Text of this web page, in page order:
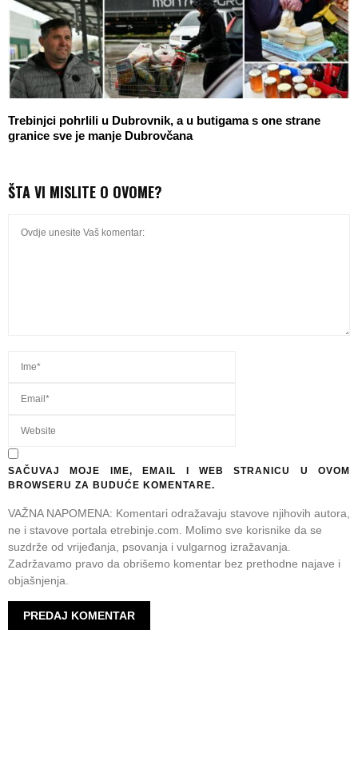
Trebinjci pohrlili u Dubrovnik, a u butigama s one strane
granice sve je manje Dubrovčana
ŠTA VI MISLITE O OVOME?
SAČUVAJ MOJE IME, EMAIL I WEB STRANICU U OVOM
BROWSERU ZA BUDUĆE KOMENTARE.
VAŽNA NAPOMENA: Komentari odražavaju stavove njihovih autora,
ne i stavove portala etrebinje.com. Molimo sve korisnike da se
suzdrže od vrijeđanja, psovanja i vulgarnog izražavanja.
Zadržavamo pravo da obrišemo komentar bez prethodne najave i
objašnjenja.